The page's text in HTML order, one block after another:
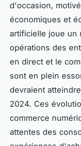
d'occasion,
économiques et
artificielle joue un
opérations des
en direct et le
sont en plein
devraient
2024. Ces
commerce
attentes des